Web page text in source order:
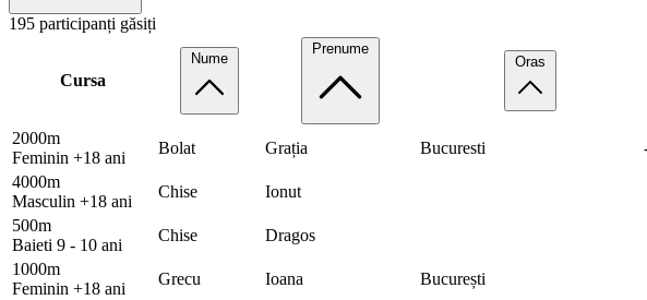
195 participanți găsiți
Cursa
Nume
Prenume
Oras
2000m
Feminin +18 ani
Bolat Grația Bucuresti
4000m
Masculin +18 ani
Chise Ionut
500m
Baieti 9 - 10 ani
Chise Dragos
1000m
Feminin +18 ani
Grecu Ioana București